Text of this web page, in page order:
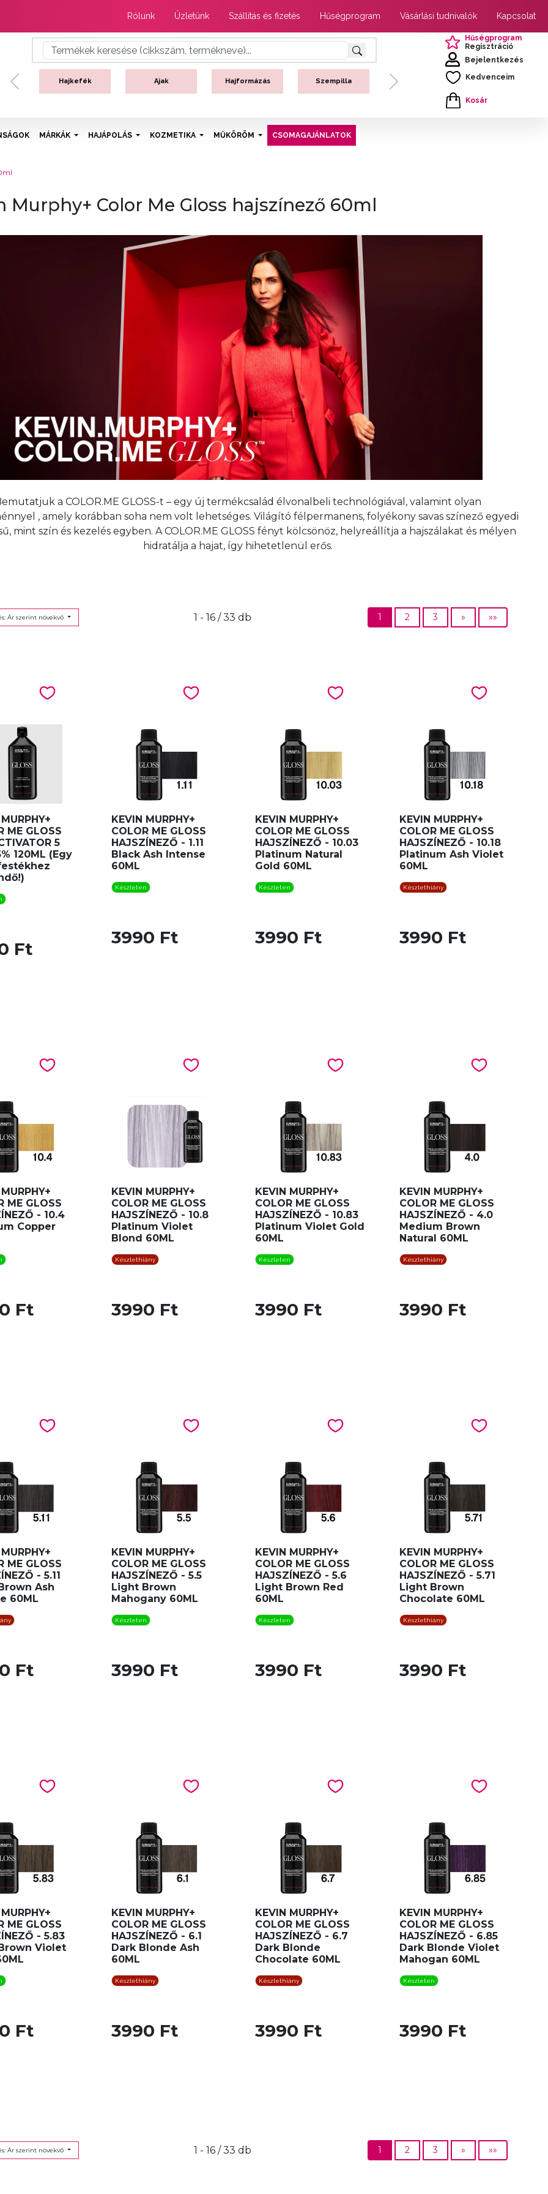
Rólunk Üzletünk Szállítás és fizetés Hűségprogram Vásárlási tudnivalók Kapcsolat
Hajkefék Ajak Hajformázás Szempilla
Previous Next
Hűségprogram
Regisztráció
Bejelentkezés
Kedvenceim
Kosár
MÁRKÁK HAJÁPOLÁS KOZMETIKA MŰKÖRÖM CSOMAGAJÁNLATOK
Murphy+ Color Me Gloss hajszínező 60ml
a COLOR.ME GLOSS-t – egy új termékcsalád élvonalbeli technológiával, valamint olyan
, amely korábban soha nem volt lehetséges. Világító félpermanens, folyékony savas színező egyedi
mint szín és kezelés egyben. A COLOR.ME GLOSS fényt kölcsönöz, helyreállítja a hajszálakat és mélyen
hidratálja a hajat, így hihetetlenül erős.
Ár szerint növekvő 1 - 16 / 33 db 1 2 3 » »»
ME GLOSS
5
120ML (Egy
Ft
KEVIN MURPHY+
COLOR ME GLOSS
HAJSZÍNEZŐ - 1.11
Black Ash Intense
60ML
Készleten
3990 Ft
KEVIN MURPHY+
COLOR ME GLOSS
HAJSZÍNEZŐ - 10.03
Platinum Natural
Gold 60ML
Készleten
3990 Ft
KEVIN MURPHY+
COLOR ME GLOSS
HAJSZÍNEZŐ - 10.18
Platinum Ash Violet
60ML
Készlethiány
3990 Ft
ME GLOSS
- 10.4
Copper
Ft
KEVIN MURPHY+
COLOR ME GLOSS
HAJSZÍNEZŐ - 10.8
Platinum Violet
Blond 60ML
Készlethiány
3990 Ft
KEVIN MURPHY+
COLOR ME GLOSS
HAJSZÍNEZŐ - 10.83
Platinum Violet Gold
60ML
Készleten
3990 Ft
KEVIN MURPHY+
COLOR ME GLOSS
HAJSZÍNEZŐ - 4.0
Medium Brown
Natural 60ML
Készlethiány
3990 Ft
ME GLOSS
- 5.11
Ash
60ML
Ft
KEVIN MURPHY+
COLOR ME GLOSS
HAJSZÍNEZŐ - 5.5
Light Brown
Mahogany 60ML
Készleten
3990 Ft
KEVIN MURPHY+
COLOR ME GLOSS
HAJSZÍNEZŐ - 5.6
Light Brown Red
60ML
Készleten
3990 Ft
KEVIN MURPHY+
COLOR ME GLOSS
HAJSZÍNEZŐ - 5.71
Light Brown
Chocolate 60ML
Készlethiány
3990 Ft
ME GLOSS
- 5.83
Violet
Ft
KEVIN MURPHY+
COLOR ME GLOSS
HAJSZÍNEZŐ - 6.1
Dark Blonde Ash
60ML
Készlethiány
3990 Ft
KEVIN MURPHY+
COLOR ME GLOSS
HAJSZÍNEZŐ - 6.7
Dark Blonde
Chocolate 60ML
Készlethiány
3990 Ft
KEVIN MURPHY+
COLOR ME GLOSS
HAJSZÍNEZŐ - 6.85
Dark Blonde Violet
Mahogan 60ML
Készleten
3990 Ft
Ár szerint növekvő 1 - 16 / 33 db 1 2 3 » »»